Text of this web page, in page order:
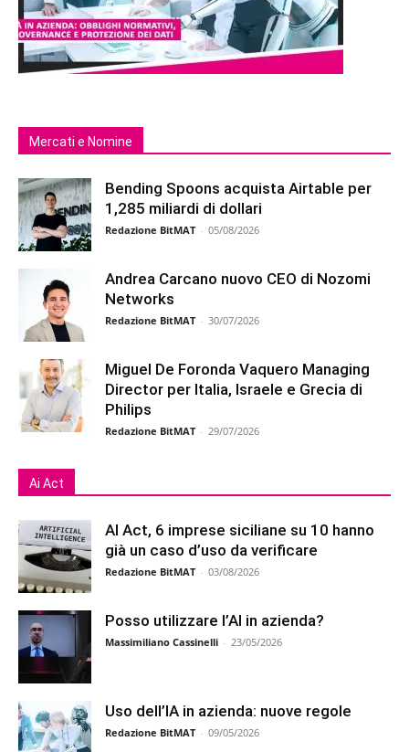
Mercati e Nomine
Bending Spoons acquista Airtable per
1,285 miliardi di dollari
Redazione BitMAT - 05/08/2026
Andrea Carcano nuovo CEO di Nozomi
Networks
Redazione BitMAT - 30/07/2026
Miguel De Foronda Vaquero Managing
Director per Italia, Israele e Grecia di
Philips
Redazione BitMAT - 29/07/2026
Ai Act
AI Act, 6 imprese siciliane su 10 hanno
già un caso d’uso da verificare
Redazione BitMAT - 03/08/2026
Posso utilizzare l’AI in azienda?
Massimiliano Cassinelli - 23/05/2026
Uso dell’IA in azienda: nuove regole
Redazione BitMAT - 09/05/2026